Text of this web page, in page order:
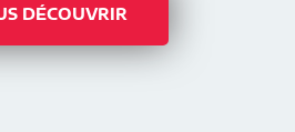
DÉCOUVRIR